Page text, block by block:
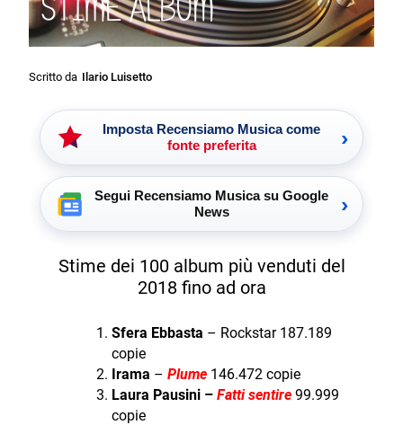
Scritto da Ilario Luisetto
Imposta Recensiamo Musica come
fonte preferita
›
Segui Recensiamo Musica su Google
News
›
Stime dei 100 album più venduti del
2018 fino ad ora
Sfera Ebbasta – Rockstar 187.189
copie
Irama – Plume146.472 copie
Laura Pausini – Fatti sentire99.999
copie